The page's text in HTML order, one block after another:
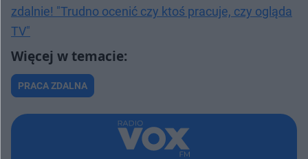
zdalnie! "Trudno ocenić czy ktoś pracuje, czy ogląda
TV"
PRACA ZDALNA